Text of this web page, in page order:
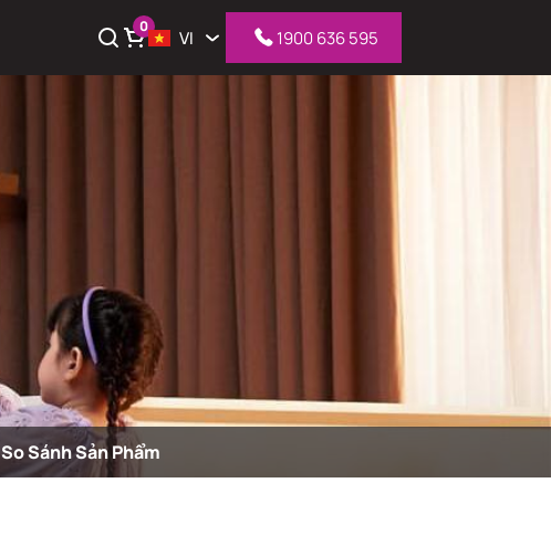
0 VI 1900 636 595
So Sánh Sản Phẩm